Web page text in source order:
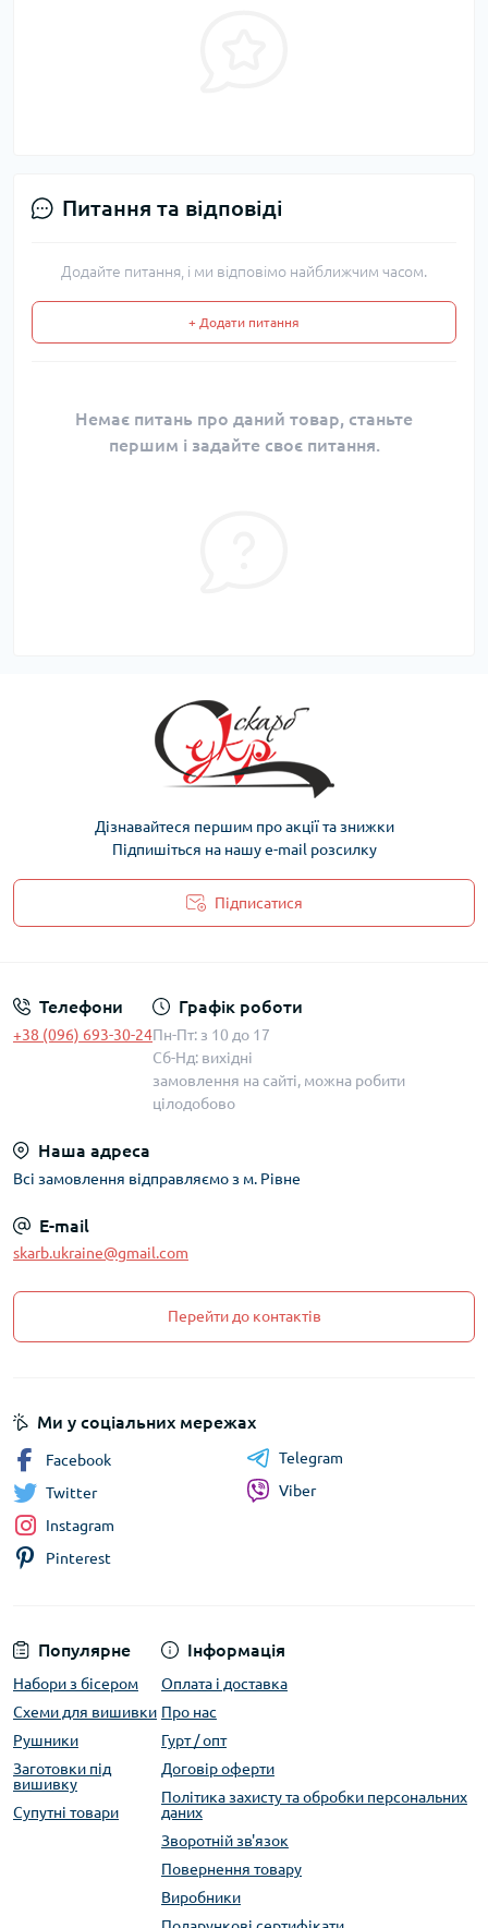
Питання та відповіді
Додайте питання, і ми відповімо найближчим часом.
+ Додати питання
Немає питань про даний товар, станьте
першим і задайте своє питання.
Дізнавайтеся першим про акції та знижки
Підпишіться на нашу e-mail розсилку
Підписатися
Телефони
+38 (096) 693-30-24
Графік роботи
Пн-Пт: з 10 до 17
Сб-Нд: вихідні
замовлення на сайті, можна робити
цілодобово
Наша адреса
Всі замовлення відправляємо з м. Рівне
E-mail
skarb.ukraine@gmail.com
Перейти до контактів
Популярне
Набори з бісером
Схеми для вишивки
Рушники
Заготовки під
вишивку
Супутні товари
Інформація
Оплата і доставка
Про нас
Гурт / опт
Договір оферти
Політика захисту та обробки персональних
даних
Зворотній зв'язок
Повернення товару
Виробники
Ми у соціальних мережах
Facebook
Twitter
Instagram
Pinterest
Telegram
Viber